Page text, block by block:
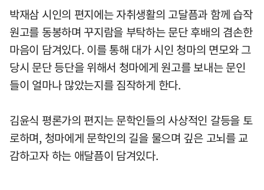
박재삼 시인의 편지에는 자취생활의 고달픔과 함께 습작
원고를 동봉하며 꾸지람을 부탁하는 문단 후배의 겸손한
마음이 담겨있다. 이를 통해 대가 시인 청마의 면모와 그
당시 문단 등단을 위해서 청마에게 원고를 보내는 문인
들이 얼마나 많았는지를 짐작하게 한다.
김윤식 평론가의 편지는 문학인들의 사상적인 갈등을 토
로하며, 청마에게 문학인의 길을 물으며 깊은 고뇌를 교
감하고자 하는 애달픔이 담겨있다.